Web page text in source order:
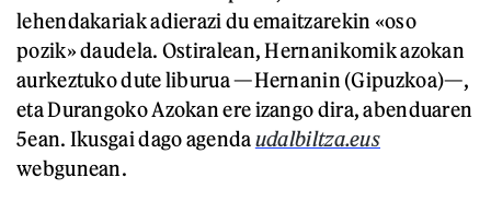
lehendakariak adierazi du emaitzarekin «oso
pozik» daudela. Ostiralean, Hernanikomik azokan
aurkeztuko dute liburua —Hernanin (Gipuzkoa)—,
eta Durangoko Azokan ere izango dira, abenduaren
5ean. Ikusgai dago agendaudalbiltza.eus
webgunean.